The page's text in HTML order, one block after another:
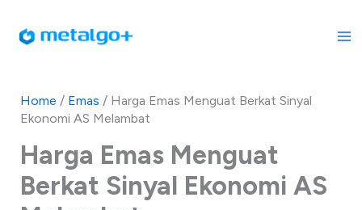
Home / Emas / Harga Emas Menguat Berkat Sinyal
Ekonomi AS Melambat
Harga Emas Menguat
Berkat Sinyal Ekonomi AS